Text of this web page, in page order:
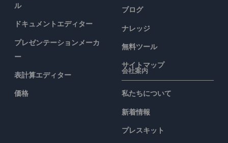
ル
ドキュメントエディター
プレゼンテーションメーカ
ー
表計算エディター
価格
ブログ
ナレッジ
無料ツール
サイトマップ
会社案内
私たちについて
新着情報
プレスキット